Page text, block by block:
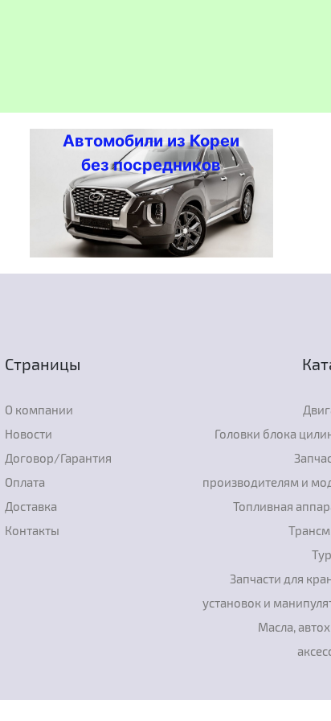
Автомобили из Кореи
без посредников
Страницы
О компании
Новости
Договор/Гарантия
Оплата
Доставка
Контакты
Головки блока
производителям и
Топливная
Запчасти для
установок и
Масла,